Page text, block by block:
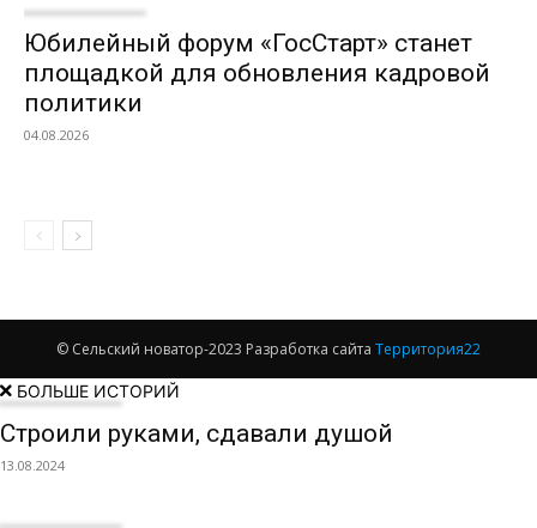
Юбилейный форум «ГосСтарт» станет
площадкой для обновления кадровой
политики
04.08.2026
© Сельский новатор-2023 Разработка сайта Территория22
БОЛЬШЕ ИСТОРИЙ
Строили руками, сдавали душой
13.08.2024